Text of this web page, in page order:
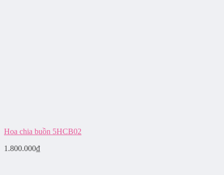
Hoa chia buồn 5HCB02
1.800.000₫